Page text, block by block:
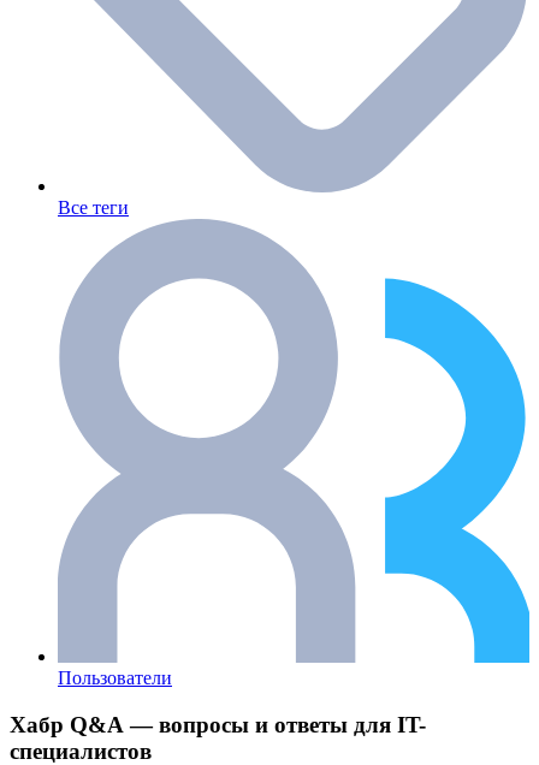
Все теги
Пользователи
Хабр Q&A — вопросы и ответы для IT-
специалистов